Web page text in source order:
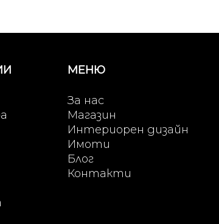
МЕНЮ
За нас
Магазин
Интериорен дизайн
Имоти
Блог
Контакти